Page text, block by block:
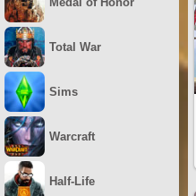
Total War
Sims
Warcraft
Half-Life